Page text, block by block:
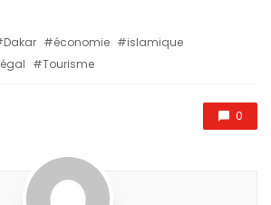
Dakar économie
islamique
Tourisme
0